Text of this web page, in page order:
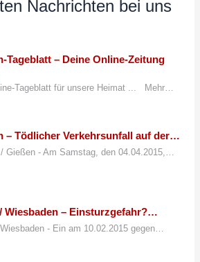
Nachrichten bei uns
Tageblatt – Deine Online-Zeitung
Tageblatt für unsere Heimat ... Mehr…
– Tödlicher Verkehrsunfall auf der…
Gießen - Am Samstag, den 04.04.2015,…
Wiesbaden – Einsturzgefahr?…
- Ein am 10.02.2015 gegen…